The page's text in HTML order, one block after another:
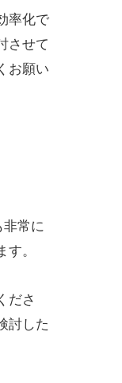
率化で
させて
お願い
常に
。
ださ
討した